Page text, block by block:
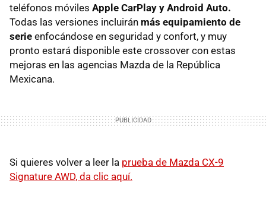
teléfonos móviles Apple CarPlay y Android Auto.
Todas las versiones incluirán más equipamiento de
serie enfocándose en seguridad y confort, y muy
pronto estará disponible este crossover con estas
mejoras en las agencias Mazda de la República
Mexicana.
Si quieres volver a leer la prueba de Mazda CX-9
Signature AWD, da clic aquí.